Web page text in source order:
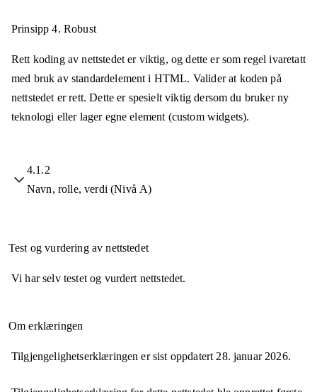
Prinsipp 4. Robust
Rett koding av nettstedet er viktig, og dette er som regel ivaretatt
med bruk av standardelement i HTML. Valider at koden på
nettstedet er rett. Dette er spesielt viktig dersom du bruker ny
teknologi eller lager egne element (custom widgets).
4.1.2
Navn, rolle, verdi (Nivå A)
Test og vurdering av nettstedet
Vi har selv testet og vurdert nettstedet.
Om erklæringen
Tilgjengelighetserklæringen er sist oppdatert28. januar 2026.